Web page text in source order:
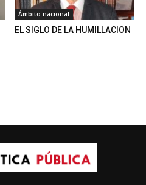
Ámbito nacional
EL SIGLO DE LA HUMILLACION